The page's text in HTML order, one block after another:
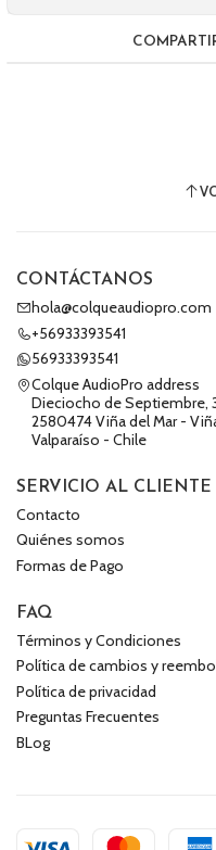
CONTÁCTANOS
hola@colqueaudiopro.com
+56933393541
56933393541
Colque AudioPro address
Dieciocho de Septiembre,
2580474 Viña del Mar -
Valparaíso - Chile
SERVICIO AL CLIENTE
Contacto
Quiénes somos
Formas de Pago
FAQ
Términos y Condiciones
Política de cambios y
Política de privacidad
Preguntas Frecuentes
BLog